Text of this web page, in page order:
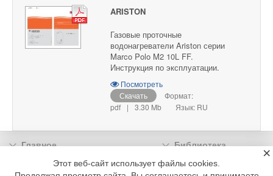
ARISTON
Газовые проточные
водонагреватели Ariston серии
Marco Polo M2 10L FF.
Инструкция по эксплуатации.
Посмотреть
Скачать
Формат:
pdf
| 3.30 Mb Язык: RU
Главное
Библиотека
Подписка
Реклама
Этот веб-сайт использует файлы cookies.
×